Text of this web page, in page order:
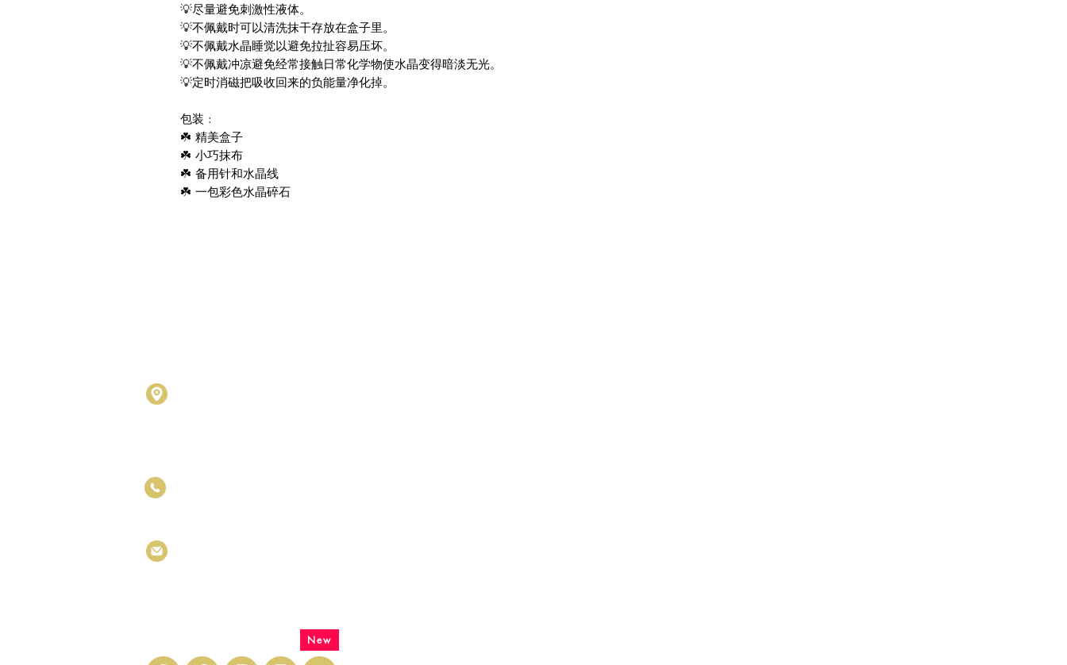
💡尽量避免刺激性液体。
💡不佩戴时可以清洗抹干存放在盒子里。
💡不佩戴水晶睡觉以避免拉扯容易压坏。
💡不佩戴冲凉避免经常接触日常化学物使水晶变得暗淡无光。
💡定时消磁把吸收回来的负能量净化掉。
包装 :
☘️ 精美盒子
☘️ 小巧抹布
☘️ 备用针和水晶线
☘️ 一包彩色水晶碎石
New